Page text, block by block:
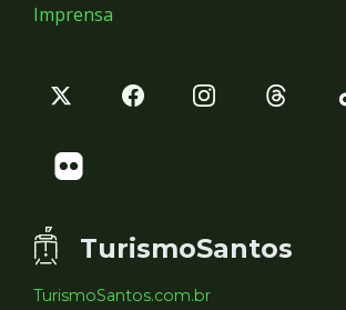
Imprensa
TurismoSantos
TurismoSantos.com.br